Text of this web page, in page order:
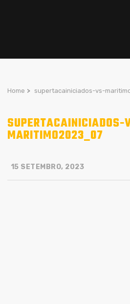
Home > supertacainiciados-vs-
SUPERTACAINICIADOS-
MARITIMO2023_07
15 SETEMBRO, 2023